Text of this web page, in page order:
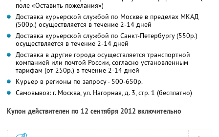
поле «Оставить пожелания»)
Доставка курьерской службой по Москве в пределах МКАД
(500р.) осуществляется в течение 2-14 дней
Доставка курьерской службой по Санкт-Петербургу (550р.)
осуществляется в течение 2-14 дней
Доставка в другие города осуществляется транспортной
компанией или почтой России, согласно установленным
тарифам (от 250р.) в течение 2-14 дней
Курьер в регионы по запросу - 500-650р.
Самовывоз: г. Москва, ул. Нагорная, д. 3, стр. 1 (бесплатно)
Купон действителен по 12 сентября 2012 включительно